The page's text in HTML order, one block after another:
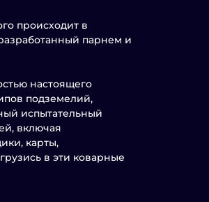
происходит в
парнем и
настоящего
подземелий,
испытательный
включая
карты,
в эти коварные